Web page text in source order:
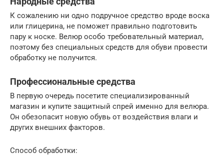
К сожалению ни одно подручное средство вроде воска
или глицерина, не поможет правильно подготовить
пару к носке. Велюр особо требовательный материал,
поэтому без специальных средств для обуви провести
обработку не получится.
Профессиональные средства
В первую очередь посетите специализированный
магазин и купите защитный спрей именно для велюра.
Он обезопасит новую обувь от воздействия влаги и
других внешних факторов.
Способ обработки: